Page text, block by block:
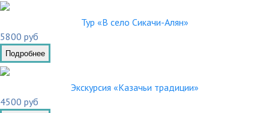
Тур «В село Сикачи-Алян»
5800 руб
Подробнее
Экскурсия «Казачьи традиции»
4500 руб